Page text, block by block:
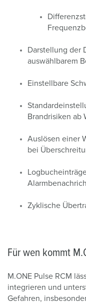
Darstellung der
auswählbarem
Einstellbare
Brandrisiken ab
Auslösen einer
bei
Zyklische
Für wen kommt
M.ONE Pulse RCM
integrieren und
Gefahren,